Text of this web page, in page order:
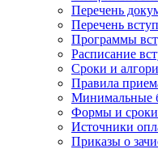
Перечень
Перечень
Программы
Расписание
Сроки и
Правила
Минимальные
Формы и сроки
Источники
Приказы о